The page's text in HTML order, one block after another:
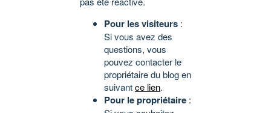
Pour les visiteurs :
Si vous avez des
questions, vous
pouvez contacter le
propriétaire du blog en
suivantce lien.
Pour le propriétaire :